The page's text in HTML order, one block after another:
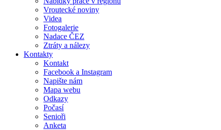
Vroutecké noviny
Videa
Fotogalerie
Nadace ČEZ
Ztráty a nálezy
Kontakty
Kontakt
Facebook a Instagram
Napište nám
Mapa webu
Odkazy
Počasí
Senioři
Anketa